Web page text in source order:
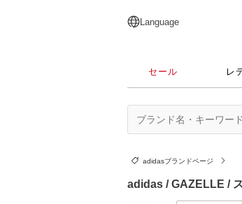
日本語
English
简体中文
繁體中文
Language
セール レ
adidasブランドページ
adidas / GAZELLE /